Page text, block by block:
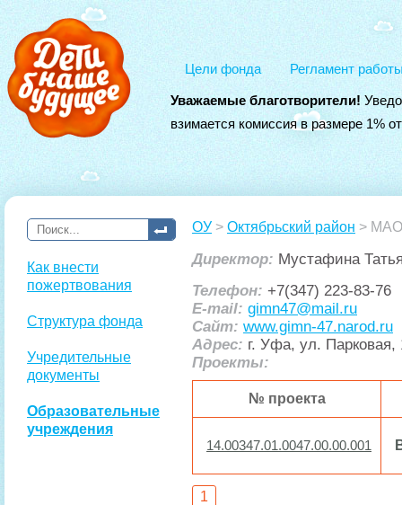
Цели фонда Регламент
Уважаемые благотворители!
взимается комиссия в размере 1%
Как внести
пожертвования
Структура фонда
Учредительные
документы
Образовательные
учреждения
ОУ > Октябрьский район >
Директор: Мустафина
Телефон: +7(347) 223-83-76
E-mail: gimn47@mail.ru
Сайт: www.gimn-47.narod.ru
Адрес: г. Уфа, ул. Парковая,
Проекты:
№ проекта
14.00347.01.0047.00.00.001
1